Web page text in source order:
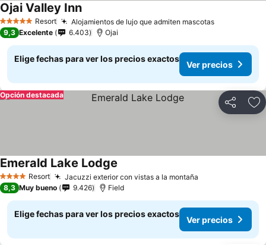
5 Estrellas Resort Alojamientos de lujo que admiten mascotas
Ojai Valley Inn
9,3 Excelente 6.403 Ojai
Elige fechas para ver los precios exactos
Ver precios
Compartir
Opción destacada
4 EstrellasResort Jacuzzi exterior con vistas a la montaña
Emerald Lake Lodge
8,3 Muy bueno 9.426 Field
Elige fechas para ver los precios exactos
Ver precios